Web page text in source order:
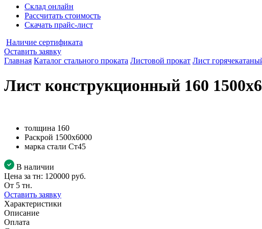
Склад онлайн
Рассчитать стоимость
Скачать прайс-лист
Наличие сертификата
Оставить заявку
Главная Каталог стального проката Листовой прокат Лист
Лист конструкционный 160
толщина 160
Раскрой 1500х6000
марка стали Ст45
В наличии
Цена за тн: 120000 руб.
От 5 тн.
Оставить заявку
Характеристики
Описание
Оплата